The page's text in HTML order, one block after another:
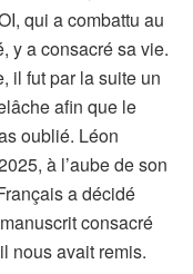
qui a combattu au
y a consacré sa vie.
il fut par la suite un
afin que le
oublié. Léon
à l’aube de son
a décidé
consacré
nous avait remis.